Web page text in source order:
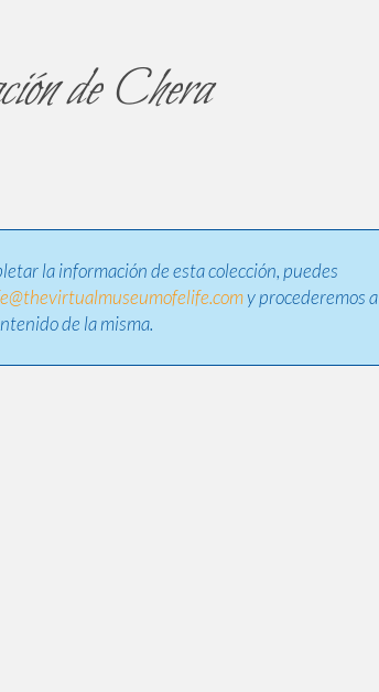
de Chera
la información de esta colección, puedes
y procederemos a
de la misma.